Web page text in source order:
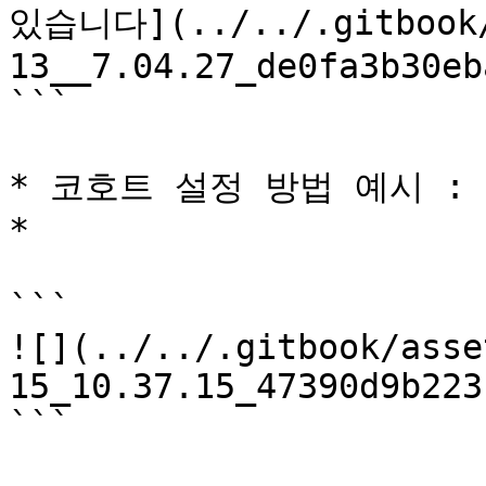
있습니다](../../.gitbook/
```
* 코호트 설정 방법 예시 :
*
```
![](../../.gitbook/
```